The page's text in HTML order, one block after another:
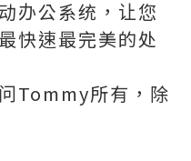
办公系统，让您
快速最完美的处
Tommy所有，除